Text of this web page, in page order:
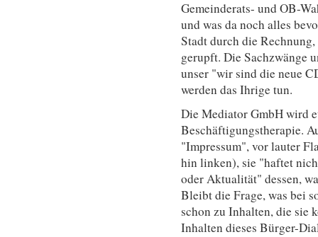
Gemeinderats- und OB-
und was da noch alles
Stadt durch die
gerupft. Die Sachzwänge
unser "wir sind die neue
werden das Ihrige tun.
Die Mediator GmbH wird
Beschäftigungstherapie.
"Impressum", vor lauter
hin linken), sie "haftet
oder Aktualität" dessen,
Bleibt die Frage, was bei
schon zu Inhalten, die sie
Inhalten dieses Bürger-